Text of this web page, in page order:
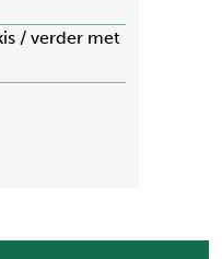
/ verder met